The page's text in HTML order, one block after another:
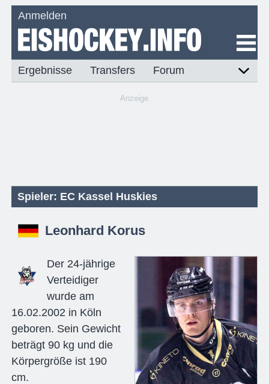
Anmelden
Ergebnisse Transfers Forum
Anzeige
Spieler: EC Kassel Huskies
Leonhard Korus
Der 24-jährige
Verteidiger
wurde am
16.02.2002 in Köln
geboren. Sein Gewicht
beträgt 90 kg und die
Körpergröße ist 190
cm.